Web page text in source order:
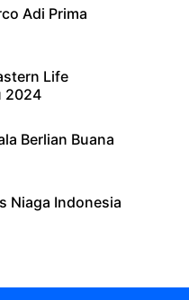
Adi Prima
Life
2024
Berlian Buana
Niaga Indonesia